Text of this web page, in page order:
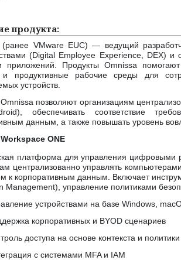
продукта:
VMware EUC) — ведущий
(Digital Employee Experience, DEX) и
приложений. Продукты Omnissa
продуктивные рабочие среды для
устройств.
позволяют организациям
обеспечивать соответствие
данным, а также повышать уровень
ONE
платформа для управления цифровыми
централизованно управлять
к корпоративным данным. Включает
Management), управление политиками
устройствами на базе Windows,
корпоративных и BYOD сценариев
доступа на основе контекста и
с системами MFA и IAM